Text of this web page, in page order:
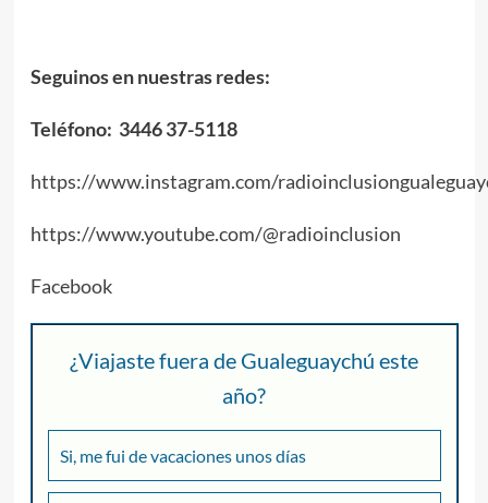
Seguinos en nuestras redes:
Teléfono: 3446 37-5118
https://www.instagram.com/
https://www.youtube.com/@radioinclusion
Facebook
¿Viajaste fuera de Gualeguaychú este
año?
Si, me fui de vacaciones unos días